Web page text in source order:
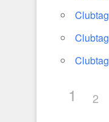
Clubtag
Clubtag
Clubtag
1 2